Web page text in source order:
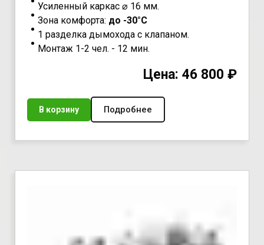
Усиленный каркас ⌀ 16 мм.
Зона комфорта: до -30°С
1 разделка дымохода с клапаном.
Монтаж 1-2 чел. - 12 мин.
Цена: 46 800 ₽
В корзину Подробнее